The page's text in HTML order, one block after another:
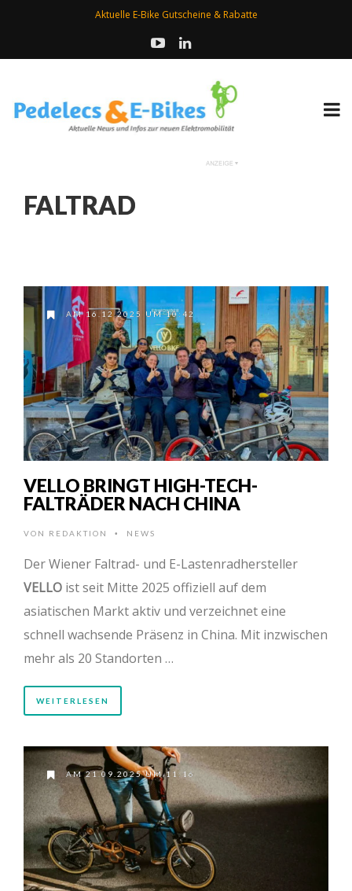
Aktuelle E-Bike Gutscheine & Rabatte
FALTRAD
AM 16.12.2025 UM 10:42
VELLO BRINGT HIGH-TECH-
FALTRÄDER NACH CHINA
VON REDAKTION • NEWS
Der Wiener Faltrad- und E-Lastenradhersteller
VELLO ist seit Mitte 2025 offiziell auf dem
asiatischen Markt aktiv und verzeichnet eine
schnell wachsende Präsenz in China. Mit inzwischen
mehr als 20 Standorten …
WEITERLESEN
AM 21.09.2025 UM 11:16